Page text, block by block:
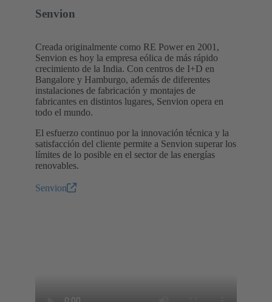
Senvion
Creada originalmente como RE Power en 2001,
Senvion es hoy la empresa eólica de más rápido
crecimiento de la India. Con centros de I+D en
Bangalore y Hamburgo, además de diferentes
instalaciones de fabricación y montajes de
fabricantes en distintos lugares, Senvion opera en
todo el mundo.
El esfuerzo continuo por la innovación técnica y la
satisfacción del cliente permite a Senvion superar los
límites de lo posible en el sector de las energías
renovables.
Senvion